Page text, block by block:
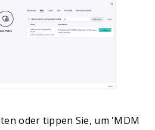
oder tippen Sie, um 'MDM